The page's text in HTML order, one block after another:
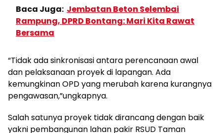
Baca Juga: Jembatan Beton Selembai
Rampung, DPRD Bontang: Mari Kita Rawat
Bersama
“Tidak ada sinkronisasi antara perencanaan awal
dan pelaksanaan proyek di lapangan. Ada
kemungkinan OPD yang merubah karena kurangnya
pengawasan,”ungkapnya.
Salah satunya proyek tidak dirancang dengan baik
yakni pembangunan lahan pakir RSUD Taman